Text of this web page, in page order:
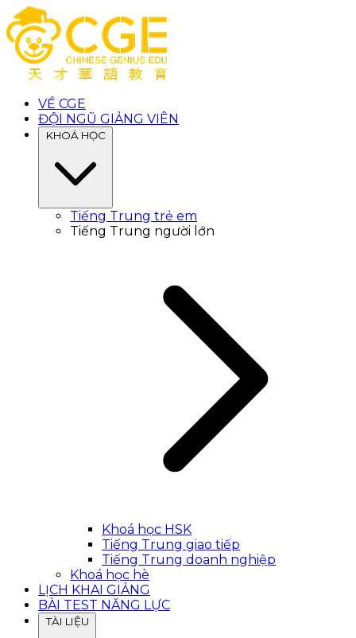
VỀ CGE
ĐỘI NGŨ GIẢNG VIÊN
KHOÁ HỌC
Tiếng Trung trẻ em
Tiếng Trung người lớn
Khoá học HSK
Tiếng Trung giao tiếp
Tiếng Trung doanh nghiệp
Khoá học hè
LỊCH KHAI GIẢNG
BÀI TEST NĂNG LỰC
TÀI LIỆU